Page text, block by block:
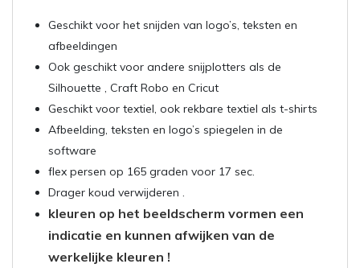
Geschikt voor het snijden van logo’s, teksten en
afbeeldingen
Ook geschikt voor andere snijplotters als de
Silhouette , Craft Robo en Cricut
Geschikt voor textiel, ook rekbare textiel als t-shirts
Afbeelding, teksten en logo’s spiegelen in de
software
flex persen op 165 graden voor 17 sec.
Drager koud verwijderen .
kleuren op het beeldscherm vormen een
indicatie en kunnen afwijken van de
werkelijke kleuren !